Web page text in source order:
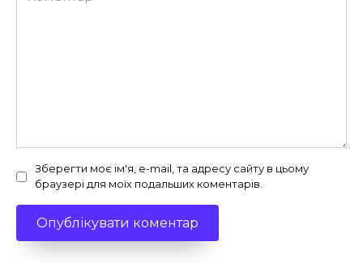
Зберегти моє ім'я, e-mail, та адресу сайту в цьому
браузері для моїх подальших коментарів.